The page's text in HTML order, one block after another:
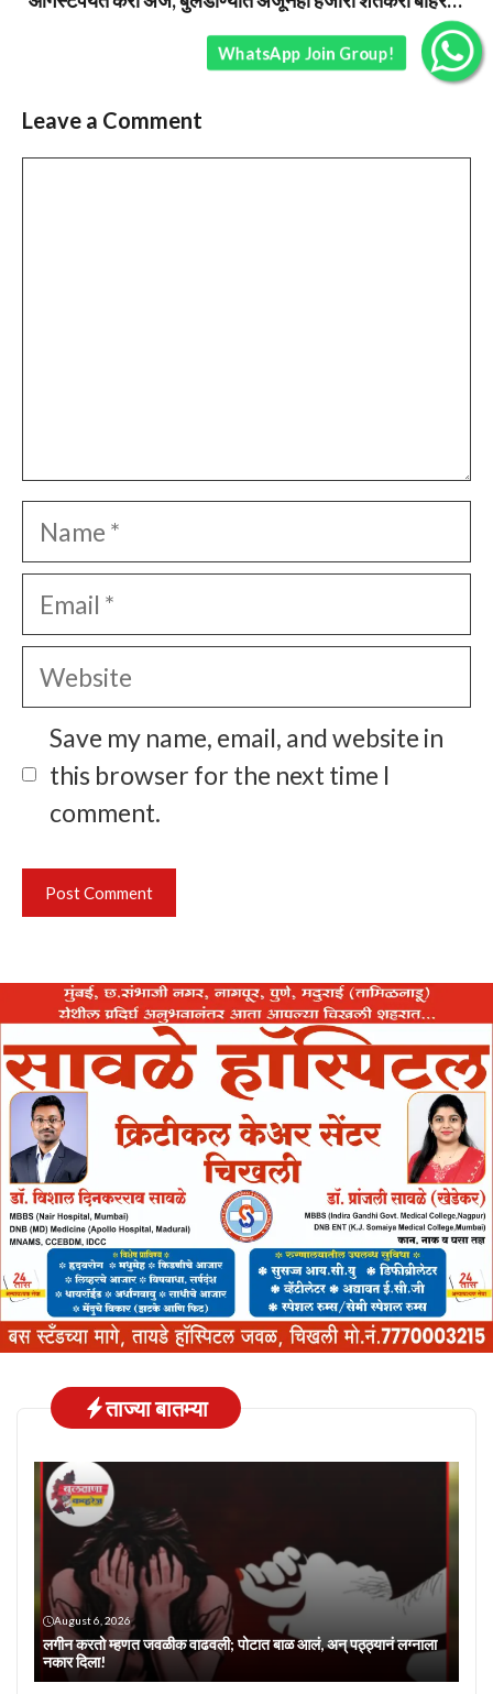
Leave a Comment
Name
Email
Website
Save my name, email, and website in
this browser for the next time I
comment.
ताज्या बातम्या
August 6, 2026
लगीन करतो म्हणत जवळीक वाढवली; पोटात बाळ आलं, अन् पठ्ठ्यानं लग्नाला
नकार दिला!
WhatsApp Join Group!